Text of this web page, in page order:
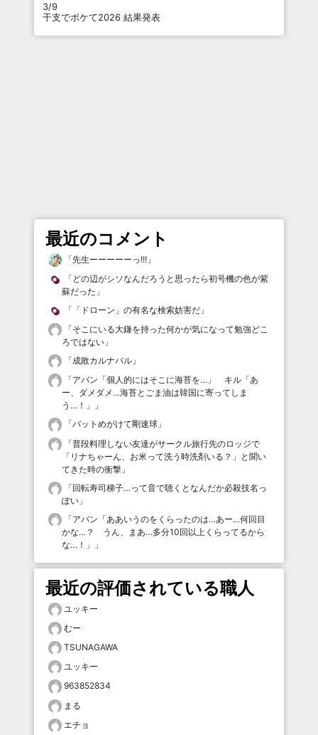
3/9
干支でボケて2026 結果発表
最近のコメント
「先生ーーーーーっ!!! 」
「 どの辺がシソなんだろうと思ったら初号機の色が紫
蘇だった 」
「 「ドローン」の有名な検索妨害だ 」
「そこにいる大鎌を持った何かが気になって勉強どこ
ろではない 」
「成敗カルナバル 」
「アバン「個人的にはそこに海苔を…」 キル「あ
ー、ダメダメ…海苔とごま油は韓国に寄ってしま
う…！」
」
「バットめがけて剛速球 」
「普段料理しない友達がサークル旅行先のロッジで
「リナちゃーん、お米って洗う時洗剤いる？」と聞い
てきた時の衝撃 」
「回転寿司梯子…って音で聴くとなんだか必殺技名っ
ぽい 」
「アバン「ああいうのをくらったのは…あー…何回目
かな…？ うん、まあ…多分10回以上くらってるから
な…！」
」
最近の評価されている職人
ユッキー
むー
TSUNAGAWA
ユッキー
963852834
まる
エチョ